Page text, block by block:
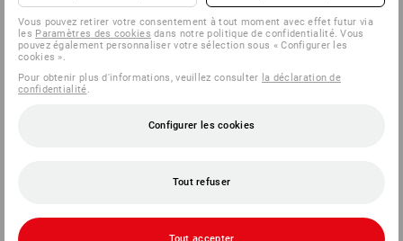
Vous pouvez retirer votre consentement à tout moment avec effet futur via
les Paramètres des cookies dans notre politique de confidentialité. Vous
pouvez également personnaliser votre sélection sous « Configurer les
cookies ».
Pour obtenir plus d'informations, veuillez consulter la déclaration de
confidentialité
Configurer les cookies
Tout refuser
Tout accepter